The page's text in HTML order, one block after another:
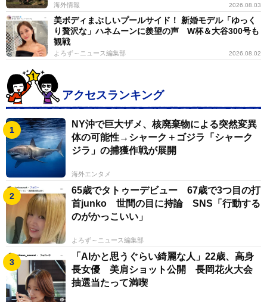
海外情報 2026.08.03
美ボディまぶしいプールサイド！ 新婚モデル「ゆっく
り贅沢な」ハネムーンに羨望の声 W杯＆大谷300号も
観戦
よろず～ニュース編集部 2026.08.02
アクセスランキング
NY沖で巨大ザメ、核廃棄物による突然変異
体の可能性→シャーク＋ゴジラ「シャーク
ジラ」の捕獲作戦が展開
海外エンタメ
65歳でタトゥーデビュー 67歳で3つ目の打
首junko 世間の目に持論 SNS「行動する
のがかっこいい」
よろず～ニュース編集部
「AIかと思うぐらい綺麗な人」22歳、高身
長女優 美肩ショット公開 長岡花火大会
抽選当たって満喫